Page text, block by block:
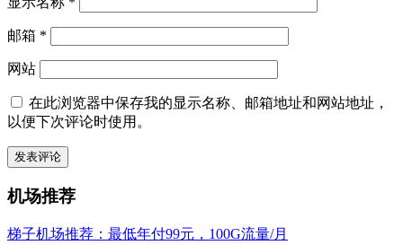
邮箱 *
网站
在此浏览器中保存我的显示名称、邮箱地址和网站地址，
以便下次评论时使用。
机场推荐
梯子机场推荐：最低年付99元，100G流量/月